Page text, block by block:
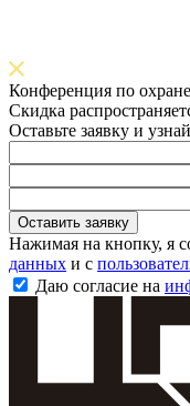
Конференция по
Скидка
Оставьте заявку и
Оставить заявку
Нажимая на кнопку, я
данных и с
Даю согласие на